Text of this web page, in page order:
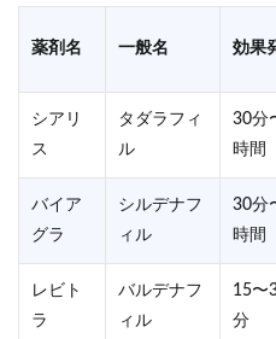
薬剤名 一般名 効果
シアリ
ス
タダラフィ
ル
30分
時間
バイア
グラ
シルデナフ
ィル
30分
時間
レビト
ラ
バルデナフ
ィル
15〜
分